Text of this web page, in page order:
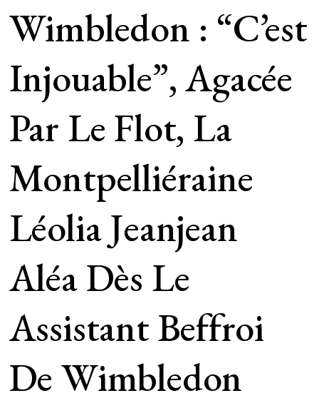
Wimbledon : “C’est
Injouable”, Agacée
Par Le Flot, La
Montpelliéraine
Léolia Jeanjean
Aléa Dès Le
Assistant Beffroi
De Wimbledon